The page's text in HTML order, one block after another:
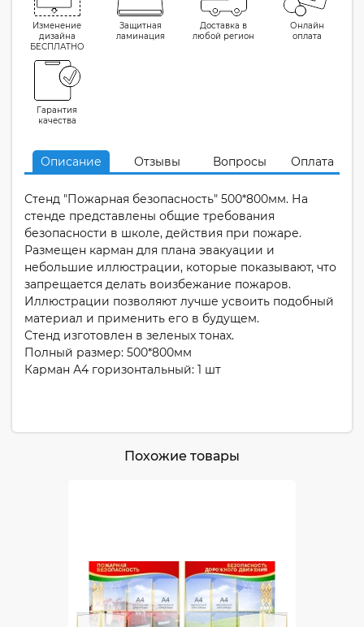
Изменение
дизайна
БЕСПЛАТНО
Защитная
ламинация
Доставка в
любой регион
Онлайн
оплата
Гарантия
качества
Описание Отзывы Вопросы Оплата
Стенд "Пожарная безопасность" 500*800мм. На
стенде представлены общие требования
безопасности в школе, действия при пожаре.
Размещен карман для плана эвакуации и
небольшие иллюстрации, которые показывают, что
запрещается делать воизбежание пожаров.
Иллюстрации позволяют лучше усвоить подобный
материал и применить его в будущем.
Стенд изготовлен в зеленых тонах.
Полный размер: 500*800мм
Карман А4 горизонтальный: 1 шт
Похожие товары